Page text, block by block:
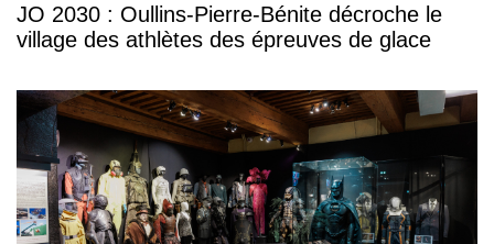
JO 2030 : Oullins-Pierre-Bénite décroche le
village des athlètes des épreuves de glace